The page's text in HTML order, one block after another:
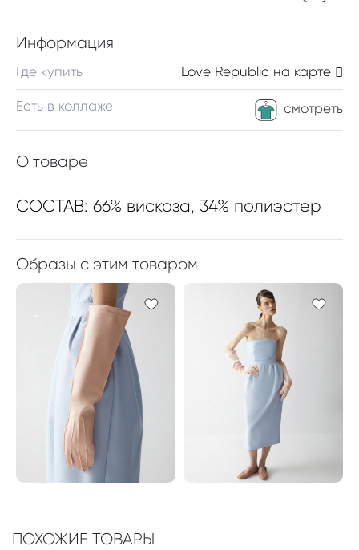
Информация
Love Republic на карте
Где купить
смотреть
Есть в коллаже
О товаре
СОСТАВ: 66% вискоза, 34% полиэстер
Образы с этим товаром
ПОХОЖИЕ ТОВАРЫ